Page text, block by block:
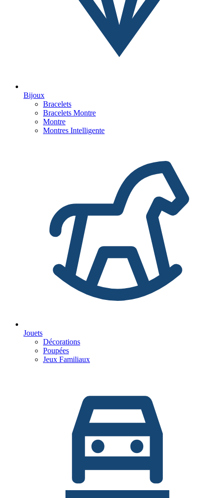
Bijoux
Bracelets
Bracelets Montre
Montre
Montres Intelligente
Jouets
Décorations
Poupées
Jeux Familiaux